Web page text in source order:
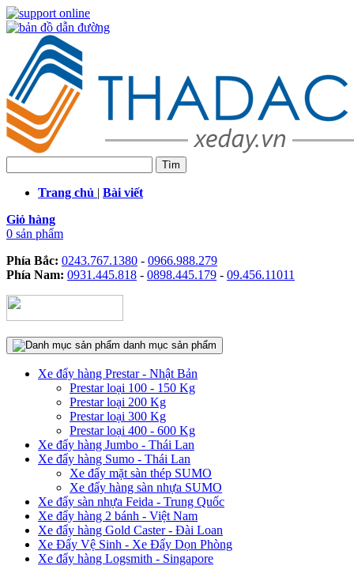
Trang chủ | Bài viết
Giỏ hàng
0 sản phẩm
Phía Bắc: 0243.767.1380 - 0966.988.279
Phía Nam: 0931.445.818 - 0898.445.179 - 09.456.11011
danh mục sản phẩm
Xe đẩy hàng Prestar - Nhật Bản
Prestar loại 100 - 150 Kg
Prestar loại 200 Kg
Prestar loại 300 Kg
Prestar loại 400 - 600 Kg
Xe đẩy hàng Jumbo - Thái Lan
Xe đẩy hàng Sumo - Thái Lan
Xe đẩy mặt sàn thép SUMO
Xe đẩy hàng sàn nhựa SUMO
Xe đẩy sàn nhựa Feida - Trung Quốc
Xe đẩy hàng 2 bánh - Việt Nam
Xe đẩy hàng Gold Caster - Đài Loan
Xe Đẩy Vệ Sinh - Xe Đẩy Dọn Phòng
Xe đẩy hàng Logsmith - Singapore